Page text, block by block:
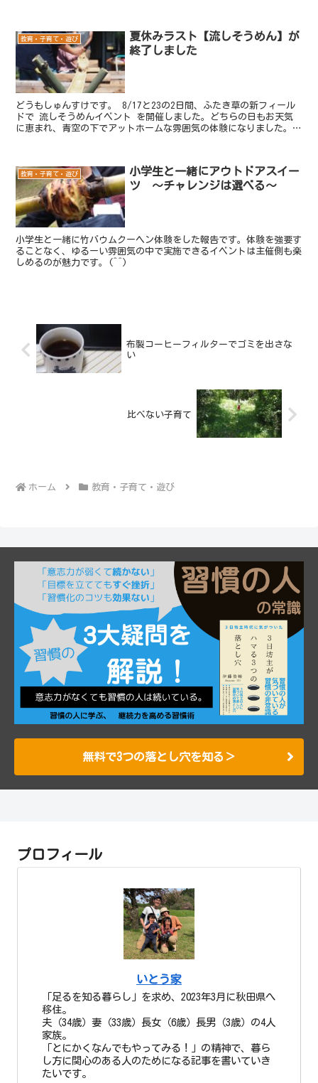
教育・子育て・遊び
夏休みラスト【流しそうめん】が
終了しました
どうもしゅんすけです。 8/17と23の2日間、ふたき草の新フィール
ドで 流しそうめんイベント を開催しました。どちらの日もお天気
に恵まれ、青空の下でアットホームな雰囲気の体験になりました。
教育・子育て・遊び
小学生と一緒にアウトドアスイー
ツ ～チャレンジは選べる～
小学生と一緒に竹バウムクーヘン体験をした報告です。体験を強要す
ることなく、ゆるーい雰囲気の中で実施できるイベントは主催側も楽
しめるのが魅力です。(^^)
布製コーヒーフィルターでゴミを出さな
い
比べない子育て
ホーム 教育・子育て・遊び
無料で3つの落とし穴を知る＞
プロフィール
いとう家
「足るを知る暮らし」を求め、2023年3月に秋田県へ
移住。
夫（34歳）妻（33歳）長女（6歳）長男（3歳）の4人
家族。
「とにかくなんでもやってみる！」の精神で、暮ら
し方に関心のある人のためになる記事を書いていき
たいです。